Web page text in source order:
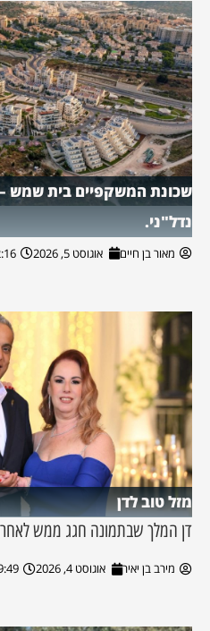
שכונת המשקפיים בית שמש –
נדל"ני.
מאור בן חיים אוגוסט 5, 2026 pm
מזל טוב לדן
דן המלך שבתמונה חגג ממש
מירב בן יאיר אוגוסט 4, 2026 pm